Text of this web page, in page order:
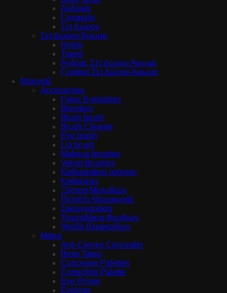
Ανδρικά
Γυναικεία
Σετ Δώρου
Σετ Δώρου Άρωμα
Home
Travel
Άνδρας Σετ Δώρου Άρωμα
Γυναίκα Σετ Δώρου Άρωμα
Μακιγιάζ
Accessories
False Eyelashes
Blenders
Blush brush
Brush Cleaner
Eye brush
Lip brush
Makeup brushes
Velvet Brushes
Καθρεφτάκια τσάντας
Καθρέφτες
Ξύστρα Μολυβιών
Πετσέτα Ντεμακιγιάζ
Σφουγγαράκια
Τσιμπιδάκια Φρυδιών
Ψαλίδι Βλεφαρίδων
Μάτια
Anti-Cernes Concealer
Brow Tatoo
Concealer Palettes
Correcting Palette
Eye Primer
Eyeliner